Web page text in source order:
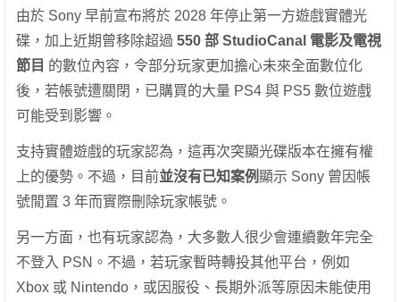
由於 Sony 早前宣布將於 2028 年停止第一方遊戲實體光
碟，加上近期曾移除超過 550 部 StudioCanal 電影及電視
節目 的數位內容，令部分玩家更加擔心未來全面數位化
後，若帳號遭關閉，已購買的大量 PS4 與 PS5 數位遊戲
可能受到影響。
支持實體遊戲的玩家認為，這再次突顯光碟版本在擁有權
上的優勢。不過，目前並沒有已知案例 顯示 Sony 曾因帳
號閒置 3 年而實際刪除玩家帳號。
另一方面，也有玩家認為，大多數人很少會連續數年完全
不登入 PSN。不過，若玩家暫時轉投其他平台，例如
Xbox 或 Nintendo，或因服役、長期外派等原因未能使用